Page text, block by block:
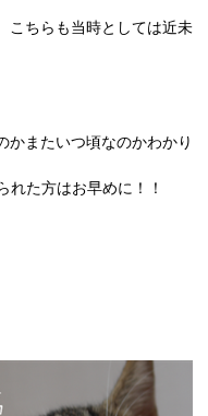
こちらも当時としては近未
かまたいつ頃なのかわかり
れた方はお早めに！！